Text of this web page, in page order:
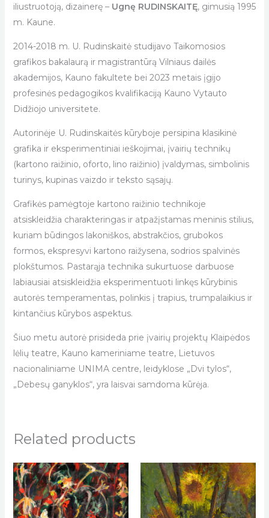
iliustruotoją, dizainerę – Ugnę RUDINSKAITĘ, gimusią 1995
m. Kaune.
2014-2018 m. U. Rudinskaitė studijavo Taikomosios
grafikos bakalaurą ir magistrantūrą Vilniaus dailės
akademijos, Kauno fakultete bei 2023 metais įgijo
profesinės pedagogikos kvalifikaciją Kauno Vytauto
Didžiojo universitete.
Autorinėje U. Rudinskaitės kūryboje persipina klasikinė
grafika ir eksperimentiniai ieškojimai, įvairių technikų
(kartono raižinio, oforto, lino raižinio) įvaldymas, simbolinis
turinys, kupinas vaizdo ir teksto sąsajų.
Grafikės pamėgtoje kartono raižinio technikoje
atsiskleidžia charakteringas ir atpažįstamas meninis stilius,
kuriam būdingos lakoniškos, abstrakčios, grubokos
formos, ekspresyvi kartono raižysena, sodrios spalvinės
plokštumos. Pastarąja technika sukurtuose darbuose
labiausiai atsiskleidžia eksperimentuoti linkęs kūrybinis
autorės temperamentas, polinkis į trapius, trumpalaikius ir
kintančius kūrybos aspektus.
Šiuo metu autorė prisideda prie įvairių projektų Klaipėdos
lėlių teatre, Kauno kameriniame teatre, Lietuvos
nacionaliniame UNIMA centre, leidyklose „Dvi tylos“,
„Debesų ganyklos“, yra laisvai samdoma kūrėja.
Related products